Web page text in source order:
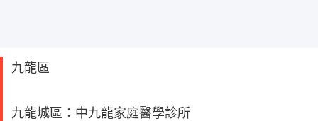
九龍區
九龍城區：中九龍家庭醫學診所